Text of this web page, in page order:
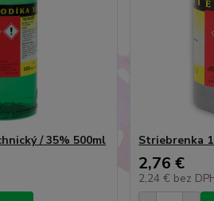
/ 35% 500ml Striebrenka
2,76 €
2,24 € bez